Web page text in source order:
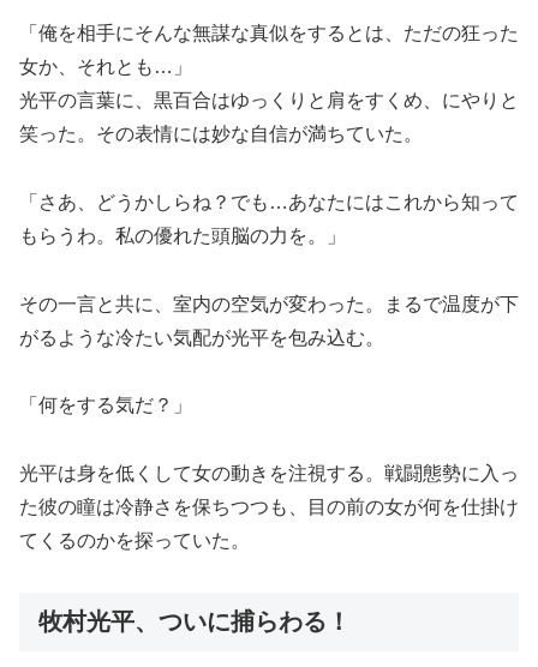
「俺を相手にそんな無謀な真似をするとは、ただの狂った
女か、それとも…」
光平の言葉に、黒百合はゆっくりと肩をすくめ、にやりと
笑った。その表情には妙な自信が満ちていた。
「さあ、どうかしらね？でも…あなたにはこれから知って
もらうわ。私の優れた頭脳の力を。」
その一言と共に、室内の空気が変わった。まるで温度が下
がるような冷たい気配が光平を包み込む。
「何をする気だ？」
光平は身を低くして女の動きを注視する。戦闘態勢に入っ
た彼の瞳は冷静さを保ちつつも、目の前の女が何を仕掛け
てくるのかを探っていた。
牧村光平、ついに捕らわる！